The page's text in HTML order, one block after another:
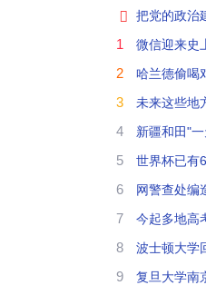
 把党的政治
1 微信迎来史
2 哈兰德偷喝
3 未来这些地
4 新疆和田"
5 世界杯已有
6 网警查处编
7 今起多地高
8 波士顿大学
9 复旦大学南